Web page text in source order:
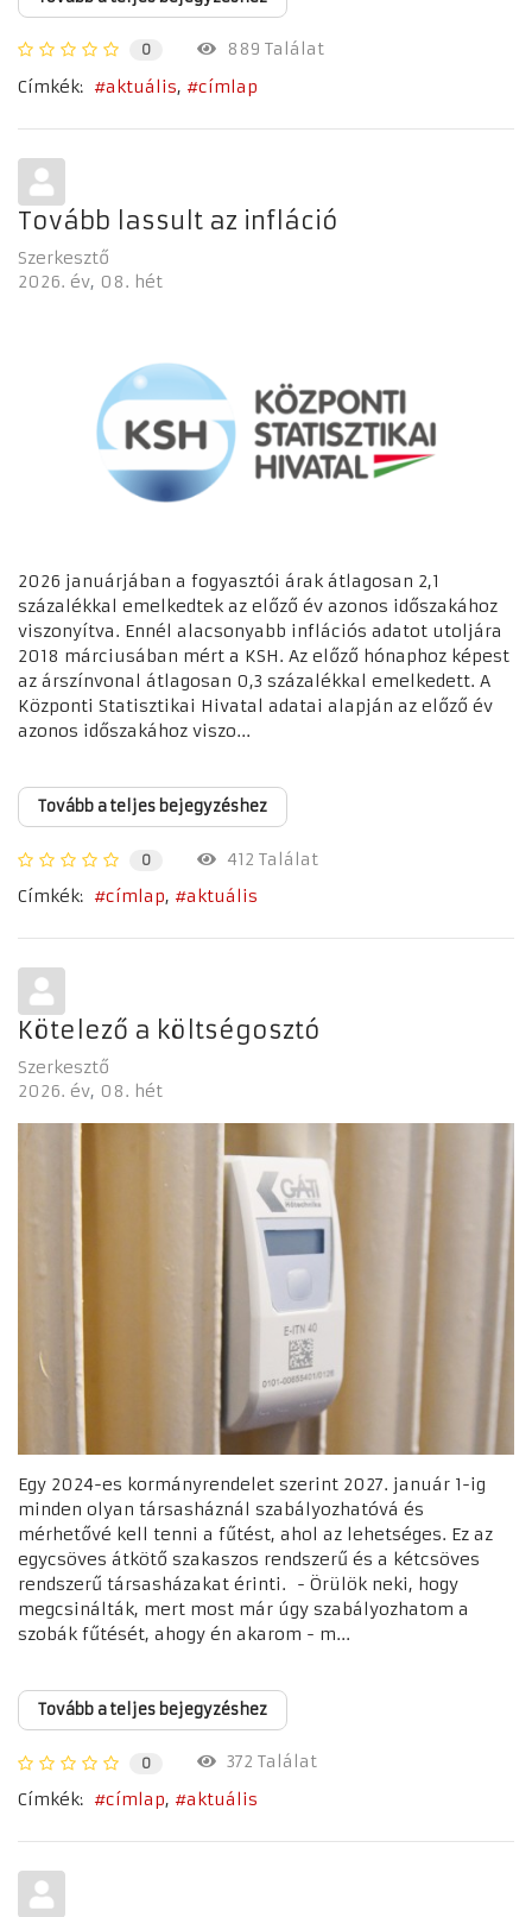
0
889 Találat
Címkék:
aktuális címlap
Tovább lassult az infláció
Szerkesztő
2026. év 08. hét
2026 januárjában a fogyasztói árak átlagosan 2,1
százalékkal emelkedtek az előző év azonos időszakához
viszonyítva. Ennél alacsonyabb inflációs adatot utoljára
2018 márciusában mért a KSH. Az előző hónaphoz képest
az árszínvonal átlagosan 0,3 százalékkal emelkedett. A
Központi Statisztikai Hivatal adatai alapján az előző év
azonos időszakához viszo...
Tovább a teljes bejegyzéshez
0
412 Találat
Címkék:
címlap aktuális
Kötelező a költségosztó
Szerkesztő
2026. év 08. hét
Egy 2024-es kormányrendelet szerint 2027. január 1-ig
minden olyan társasháznál szabályozhatóvá és
mérhetővé kell tenni a fűtést, ahol az lehetséges. Ez az
egycsöves átkötő szakaszos rendszerű és a kétcsöves
rendszerű társasházakat érinti. - Örülök neki, hogy
megcsinálták, mert most már úgy szabályozhatom a
szobák fűtését, ahogy én akarom - m...
Tovább a teljes bejegyzéshez
0
372 Találat
Címkék:
címlap aktuális